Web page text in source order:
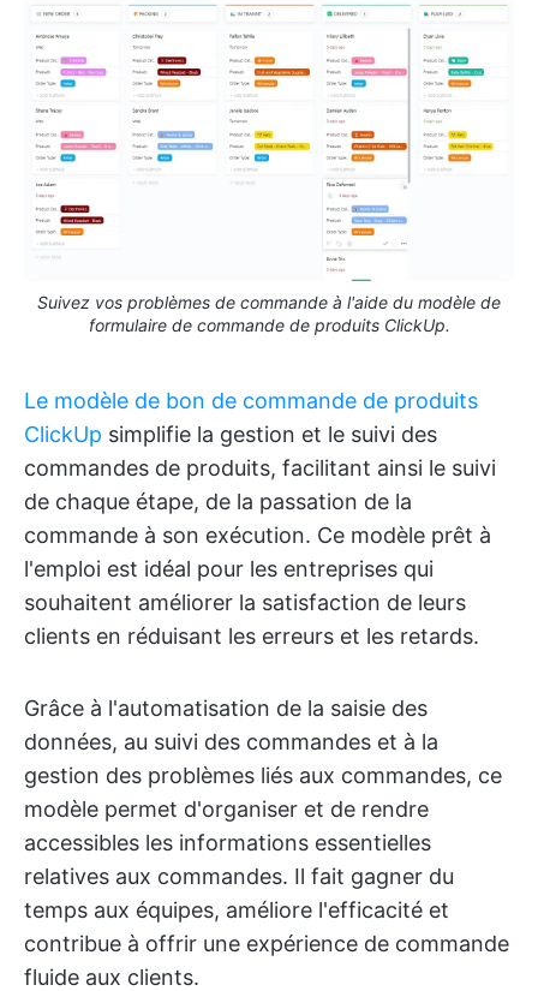
Suivez vos problèmes de commande à l'aide du modèle de
formulaire de commande de produits ClickUp.
Le modèle de bon de commande de produits
ClickUp simplifie la gestion et le suivi des
commandes de produits, facilitant ainsi le suivi
de chaque étape, de la passation de la
commande à son exécution. Ce modèle prêt à
l'emploi est idéal pour les entreprises qui
souhaitent améliorer la satisfaction de leurs
clients en réduisant les erreurs et les retards.
Grâce à l'automatisation de la saisie des
données, au suivi des commandes et à la
gestion des problèmes liés aux commandes, ce
modèle permet d'organiser et de rendre
accessibles les informations essentielles
relatives aux commandes. Il fait gagner du
temps aux équipes, améliore l'efficacité et
contribue à offrir une expérience de commande
fluide aux clients.